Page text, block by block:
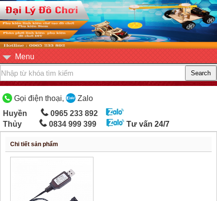
Menu
Gọi điện thoại,
Zalo
Huyền
0965 233 892
Thủy
0834 999 399 Tư vấn 24/7
Chi tiết sản phẩm